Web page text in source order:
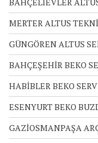
BAHÇELİEVLER
MERTER ALTUS
GÜNGÖREN ALTUS
BAHÇEŞEHİR BEKO
HABİBLER BEKO
ESENYURT BEKO
GAZİOSMANPAŞA